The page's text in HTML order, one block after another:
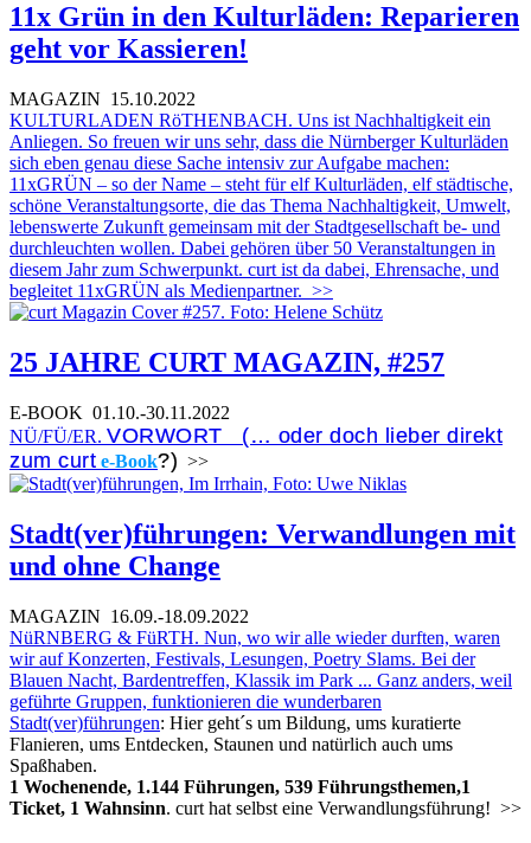
11x Grün in den Kulturläden: Reparieren
geht vor Kassieren!
MAGAZIN 15.10.2022
KULTURLADEN RöTHENBACH. Uns ist Nachhaltigkeit ein
Anliegen. So freuen wir uns sehr, dass die Nürnberger Kulturläden
sich eben genau diese Sache intensiv zur Aufgabe machen:
11xGRÜN – so der Name – steht für elf Kulturläden, elf städtische,
schöne Veranstaltungsorte, die das Thema Nachhaltigkeit, Umwelt,
lebenswerte Zukunft gemeinsam mit der Stadtgesellschaft be- und
durchleuchten wollen. Dabei gehören über 50 Veranstaltungen in
diesem Jahr zum Schwerpunkt. curt ist da dabei, Ehrensache, und
begleitet 11xGRÜN als Medienpartner. >>
25 JAHRE CURT MAGAZIN, #257
E-BOOK 01.10.-30.11.2022
NÜ/FÜ/ER. VORWORT (… oder doch lieber direkt
zum curt e-Book?) >>
Stadt(ver)führungen: Verwandlungen mit
und ohne Change
MAGAZIN 16.09.-18.09.2022
NüRNBERG & FüRTH. Nun, wo wir alle wieder durften, waren
wir auf Konzerten, Festivals, Lesungen, Poetry Slams. Bei der
Blauen Nacht, Bardentreffen, Klassik im Park ... Ganz anders, weil
geführte Gruppen, funktionieren die wunderbaren
Stadt(ver)führungen: Hier geht´s um Bildung, ums kuratierte
Flanieren, ums Entdecken, Staunen und natürlich auch ums
Spaßhaben.
1 Wochenende, 1.144 Führungen, 539 Führungsthemen,1
Ticket, 1 Wahnsinn. curt hat selbst eine Verwandlungsführung! >>